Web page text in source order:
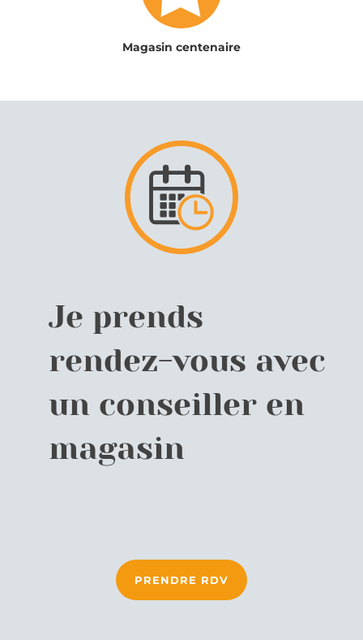
Magasin centenaire
Je prends
rendez-vous avec
un conseiller en
magasin
PRENDRE RDV